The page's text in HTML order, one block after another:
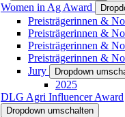
Women in Ag Award
Preisträgerinnen &
Preisträgerinnen &
Preisträgerinnen &
Preisträgerinnen &
Jury
Dropdown
2025
DLG Agri Influencer Award
Dropdown umschalten